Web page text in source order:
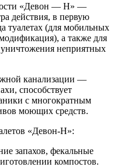
«Девон — Н» —
действия, в первую
туалетах (для мобильных
а также для
неприятных
канализации —
способствует
с многократным
моющих средств.
«Девон-Н»:
запахов, фекальные
компостов.